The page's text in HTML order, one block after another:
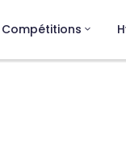
Compétitions